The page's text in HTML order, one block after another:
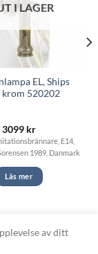
I LAGER
EL, Ships
krom 520202
3099 kr
E14,
1989, Danmark
Läs mer
av ditt